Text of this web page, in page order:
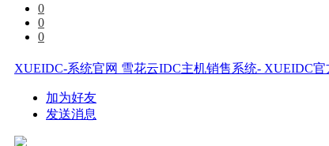
0
0
0
XUEIDC-系统官网 雪花云IDC主机销售系统- XUEIDC
加为好友
发送消息